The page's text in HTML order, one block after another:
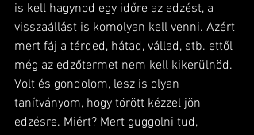
is kell hagynod egy időre az edzést, a
visszaállást is komolyan kell venni. Azért
mert fáj a térded, hátad, vállad, stb. ettől
még az edzőtermet nem kell kikerülnöd.
Volt és gondolom, lesz is olyan
tanítványom, hogy törött kézzel jön
edzésre. Miért? Mert guggolni tud,